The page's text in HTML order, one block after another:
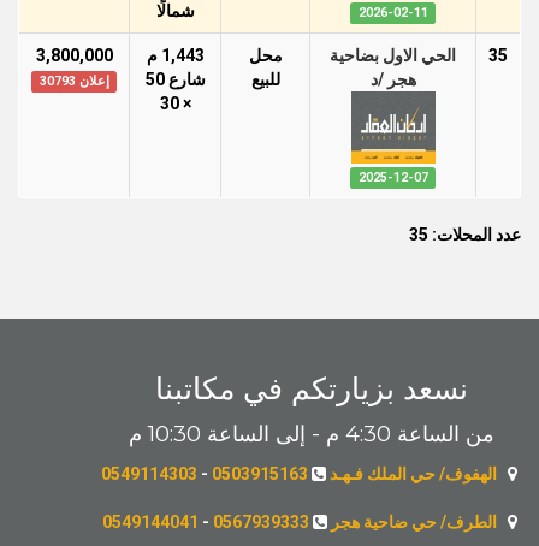
2026-02-11
شمالًا
35
الحي الاول بضاحية
هجر /د
2025-12-07
محل
للبيع
1,443 م
شارع 50
× 30
3,800,000
إعلان 30793
عدد المحلات: 35
نسعد بزيارتكم في مكاتبنا
من الساعة 4:30 م - إلى الساعة 10:30 م
الهفوف/ حي الملك فـهـد 0503915163
-
0549114303
الطرف/ حي ضاحية هجر 0567939333
-
0549144041